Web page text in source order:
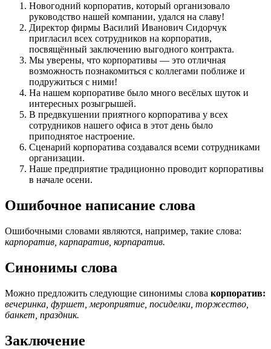
Новогодний корпоратив, который организовало
руководство нашей компании, удался на славу!
Директор фирмы Василий Иванович Сидорчук
пригласил всех сотрудников на корпоратив,
посвящённый заключению выгодного контракта.
Мы уверены, что корпоративы — это отличная
возможность познакомиться с коллегами поближе и
подружиться с ними!
На нашем корпоративе было много весёлых шуток и
интересных розыгрышей.
В предвкушении приятного корпоратива у всех
сотрудников нашего офиса в этот день было
приподнятое настроение.
Сценарий корпоратива создавался всеми сотрудниками
организации.
Наше предприятие традиционно проводит корпоративы
в начале осени.
Ошибочное написание слова
Ошибочными словами являются, например, такие слова:
карпоратив, карпаратив, корпаратив.
Синонимы слова
Можно предложить следующие синонимы слова корпоратив:
вечеринка, фуршет, мероприятие, посиделки, торжество,
банкет, праздник.
Заключение